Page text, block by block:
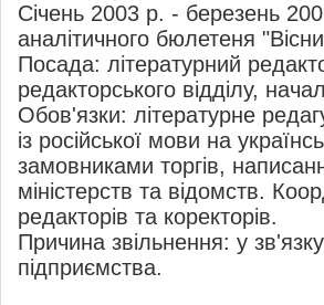
Cічень 2003 р. - березень
аналітичного бюлетеня
Посада: літературний
редакторського відділу,
Обов'язки: літературне
із російської мови на
замовниками торгів,
міністерств та відомств.
редакторів та коректорів.
Причина звільнення: у
підприємства.